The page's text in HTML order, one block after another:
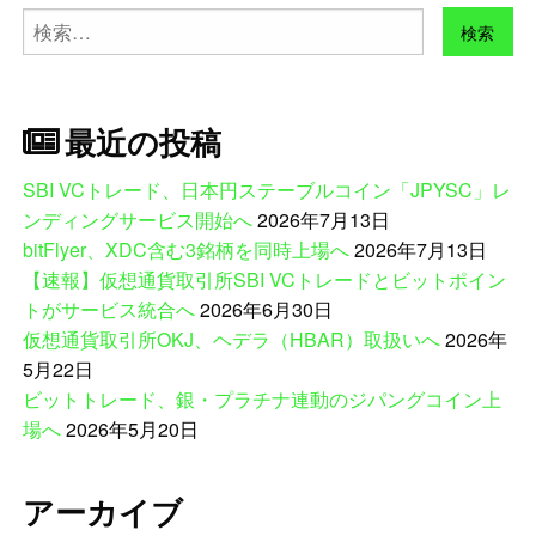
検
索:
最近の投稿
SBI VCトレード、日本円ステーブルコイン「JPYSC」レ
ンディングサービス開始へ2026年7月13日
bitFlyer、XDC含む3銘柄を同時上場へ2026年7月13日
【速報】仮想通貨取引所SBI VCトレードとビットポイン
トがサービス統合へ2026年6月30日
仮想通貨取引所OKJ、ヘデラ（HBAR）取扱いへ2026年
5月22日
ビットトレード、銀・プラチナ連動のジパングコイン上
場へ2026年5月20日
アーカイブ